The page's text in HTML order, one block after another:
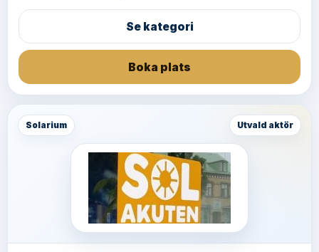
Se kategori
Boka plats
Solarium Utvald aktör